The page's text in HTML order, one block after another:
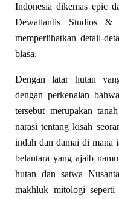
Indonesia dikemas epic
Dewatlantis Studios &
memperlihatkan detail-
biasa.
Dengan latar hutan
dengan perkenalan
tersebut merupakan
narasi tentang kisah
indah dan damai di mana
belantara yang ajaib
hutan dan satwa
makhluk mitologi